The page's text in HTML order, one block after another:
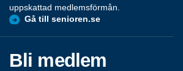
uppskattad medlemsförmån.
Gå till senioren.se
Bli medlem